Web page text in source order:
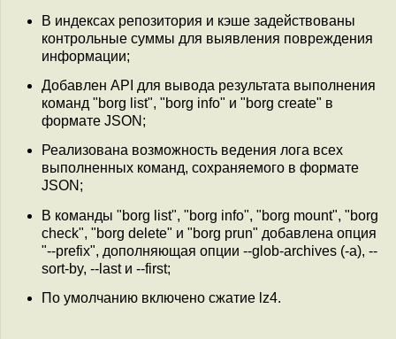
В индексах репозитория и кэше задействованы
контрольные суммы для выявления повреждения
информации;
Добавлен API для вывода результата выполнения
команд "borg list", "borg info" и "borg create" в
формате JSON;
Реализована возможность ведения лога всех
выполненных команд, сохраняемого в формате
JSON;
В команды "borg list", "borg info", "borg mount", "borg
check", "borg delete" и "borg prun" добавлена опция
"--prefix", дополняющая опции --glob-archives (-a), --
sort-by, --last и --first;
По умолчанию включено сжатие lz4.